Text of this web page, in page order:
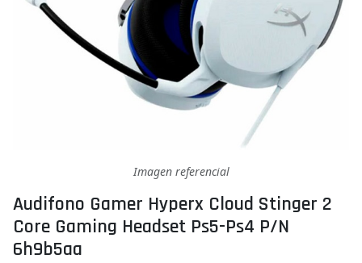
Imagen referencial
Audifono Gamer Hyperx Cloud Stinger 2
Core Gaming Headset Ps5-Ps4 P/n
6h9b5aa